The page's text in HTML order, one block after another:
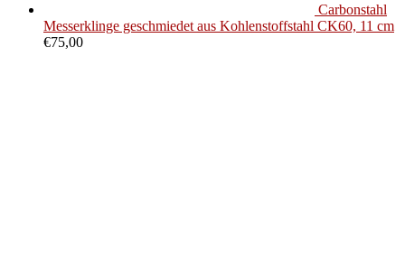
Carbonstahl
Messerklinge geschmiedet aus Kohlenstoffstahl CK60, 11 cm
€75,00